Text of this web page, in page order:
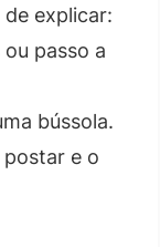
explicar:
passo a
bússola.
postar e o